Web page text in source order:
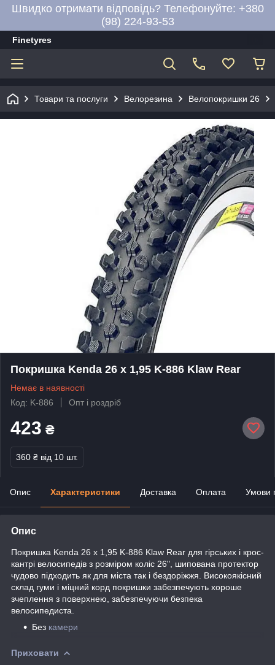
Швидко отримати відповідь? Телефонуйте: +380
(98) 224-93-53
Finetyres
Товари та послуги Велорезина Велопокришки 26
Покришка Kenda 26 x 1,95 K-886 Klaw Rear
Немає в наявності
Код: K-886
Опт і роздріб
423 ₴
360 ₴ від 10 шт.
Опис Характеристики Доставка Оплата Умови
Опис
Покришка Kenda 26 x 1,95 K-886 Klaw Rear для гірських і крос-
кантрі велосипедів з розміром коліс 26", шипована протектор
чудово підходить як для міста так і бездоріжжя. Високоякісний
склад гуми і міцний корд покришки забезпечують хороше
зчеплення з поверхнею, забезпечуючи безпека
велосипедиста.
Без камери
Приховати